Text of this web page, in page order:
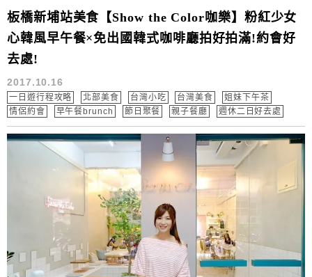
板橋新埔站美食【Show the Color咖樂】粉紅少女
心韓風早午餐×免出國韓式咖啡廳拍好拍滿!約會好
去處!
2017.10.16
一日遊行程攻略 北部美食 台灣小吃 台灣美食
姐妹下午茶
情侶約會
早午餐brunch 節日聚餐 親子餐廳 週休二日好去處